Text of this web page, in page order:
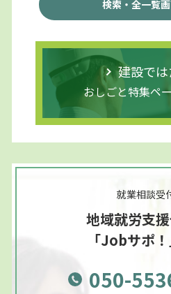
検索・全一覧
建設では
おしごと特集ペ
就業相談受
地域就労支
「Jobサポ
050-